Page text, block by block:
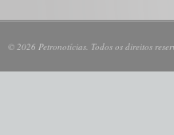
© 2026 Petronotícias. Todos os direitos